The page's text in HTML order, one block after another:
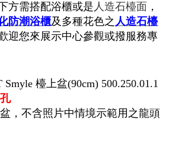
方需搭配浴櫃或是 人造石檯面 ，
防潮浴櫃及多種花色之 人造石檯
迎您來展示中心參觀或撥服務專
檯上盆(90cm) 500.250.01.1
，不含照片中情境示範用之龍頭